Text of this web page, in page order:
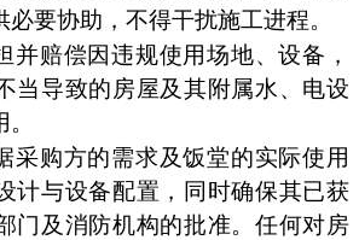
要协助，不得干扰施工进程。
并赔偿因违规使用场地、设备，
当导致的房屋及其附属水、电设
采购方的需求及饭堂的实际使用
计与设备配置，同时确保其已获
门及消防机构的批准。任何对房